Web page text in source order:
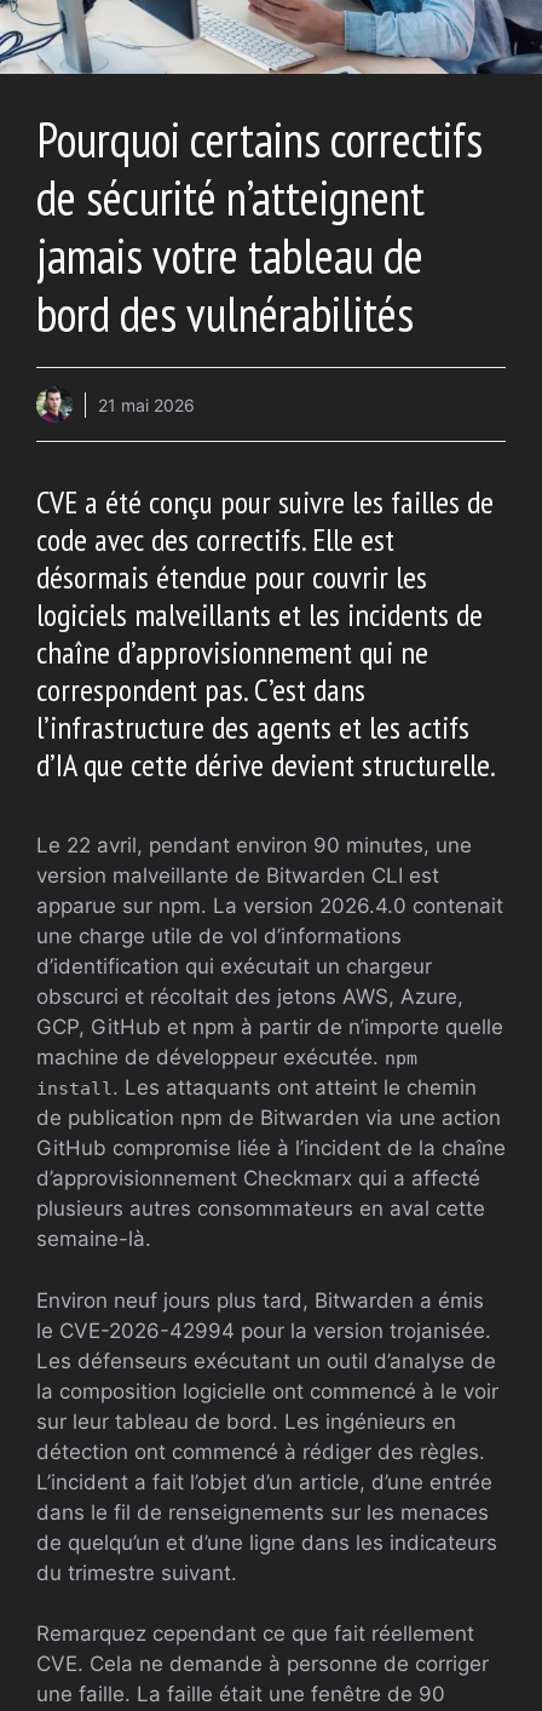
Pourquoi certains correctifs
de sécurité n’atteignent
jamais votre tableau de
bord des vulnérabilités
21 mai 2026
CVE a été conçu pour suivre les failles de
code avec des correctifs. Elle est
désormais étendue pour couvrir les
logiciels malveillants et les incidents de
chaîne d’approvisionnement qui ne
correspondent pas. C’est dans
l’infrastructure des agents et les actifs
d’IA que cette dérive devient structurelle.
Le 22 avril, pendant environ 90 minutes, une
version malveillante de Bitwarden CLI est
apparue sur npm. La version 2026.4.0 contenait
une charge utile de vol d’informations
d’identification qui exécutait un chargeur
obscurci et récoltait des jetons AWS, Azure,
GCP, GitHub et npm à partir de n’importe quelle
machine de développeur exécutée. npm
install. Les attaquants ont atteint le chemin
de publication npm de Bitwarden via une action
GitHub compromise liée à l’incident de la chaîne
d’approvisionnement Checkmarx qui a affecté
plusieurs autres consommateurs en aval cette
semaine-là.
Environ neuf jours plus tard, Bitwarden a émis
le CVE-2026-42994 pour la version trojanisée.
Les défenseurs exécutant un outil d’analyse de
la composition logicielle ont commencé à le voir
sur leur tableau de bord. Les ingénieurs en
détection ont commencé à rédiger des règles.
L’incident a fait l’objet d’un article, d’une entrée
dans le fil de renseignements sur les menaces
de quelqu’un et d’une ligne dans les indicateurs
du trimestre suivant.
Remarquez cependant ce que fait réellement
CVE. Cela ne demande à personne de corriger
une faille. La faille était une fenêtre de 90